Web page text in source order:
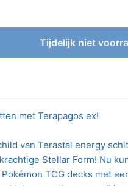
Tijdelijk niet
met Terapagos ex!
van Terastal energy
Stellar Form! Nu
TCG decks met